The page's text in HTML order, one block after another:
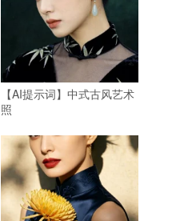
【AI提示词】中式古风艺术
照